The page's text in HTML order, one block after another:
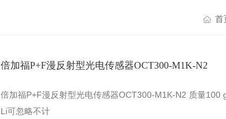
首
倍加福P+F漫反射型光电传感器OCT300-M1K-N2
倍加福P+F漫反射型光电传感器OCT300-M1K-N2 质量
Li可忽略不计